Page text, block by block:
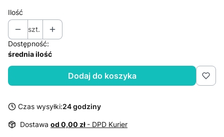
Ilość
szt.
Dostępność:
średnia ilość
Dodaj do koszyka
Czas wysyłki:24 godziny
Dostawa od 0,00 zł - DPD Kurier